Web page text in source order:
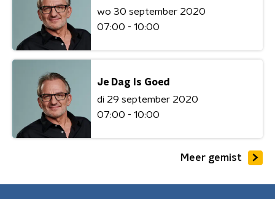
wo 30 september 2020
07:00 - 10:00
Je Dag Is Goed
di 29 september 2020
07:00 - 10:00
Meer gemist